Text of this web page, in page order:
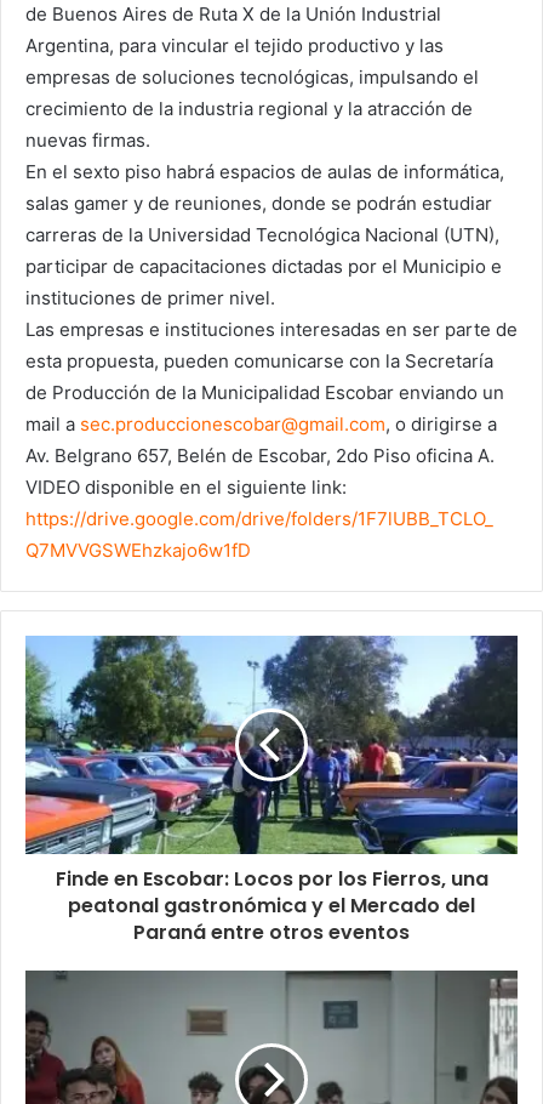
de Buenos Aires de Ruta X de la Unión Industrial
Argentina, para vincular el tejido productivo y las
empresas de soluciones tecnológicas, impulsando el
crecimiento de la industria regional y la atracción de
nuevas firmas.
En el sexto piso habrá espacios de aulas de informática,
salas gamer y de reuniones, donde se podrán estudiar
carreras de la Universidad Tecnológica Nacional (UTN),
participar de capacitaciones dictadas por el Municipio e
instituciones de primer nivel.
Las empresas e instituciones interesadas en ser parte de
esta propuesta, pueden comunicarse con la Secretaría
de Producción de la Municipalidad Escobar enviando un
mail a sec.produccionescobar@gmail.com, o dirigirse a
Av. Belgrano 657, Belén de Escobar, 2do Piso oficina A.
VIDEO disponible en el siguiente link:
https://drive.google.com/drive/folders/1F7lUBB_TCLO_
Q7MVVGSWEhzkajo6w1fD
Finde en Escobar: Locos por los Fierros, una
peatonal gastronómica y el Mercado del
Paraná entre otros eventos